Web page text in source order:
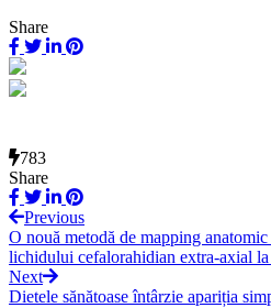
Share
783
Share
Previous
O nouă metodă de mapping
lichidului cefalorahidian extra-axial la
Next
Dietele sănătoase întârzie apariția